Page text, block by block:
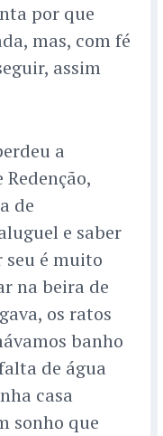
por que
mas, com fé
assim
a
de
e saber
seu é muito
na beira de
os ratos
banho
de água
casa
sonho que